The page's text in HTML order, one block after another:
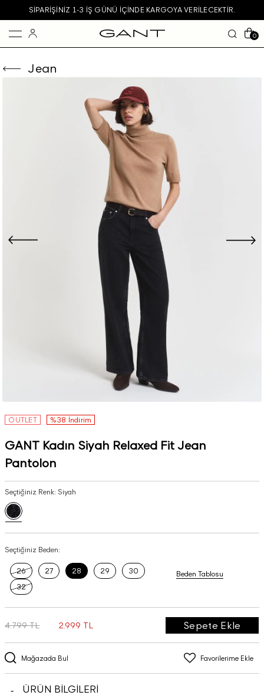
SIPARIŞINIZ 1-3 IŞ GÜNÜ IÇINDE KARGOYA VERILECEKTIR.
0
Jean
OUTLET %38 İndirim
GANT Kadın Siyah Relaxed Fit Jean
Pantolon
Seçtiğiniz Renk: Siyah
Seçtiğiniz Beden:
26 27 28 29
30
32
Beden Tablosu
Mağazada Bul Favorilerime Ekle
4.799 TL 2.999 TL Sepete Ekle
ÜRÜN BİLGİLERİ